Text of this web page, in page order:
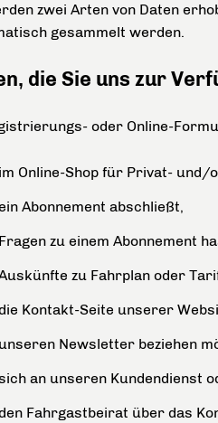
zwei Arten von Daten
gesammelt werden.
die Sie uns zur
oder Online-
im Online-Shop für Privat-
Abonnement abschließt,
Fragen zu einem Abonnement
zu Fahrplan oder
Kontakt-Seite unserer
unseren Newsletter beziehen
an unseren Kundendienst
Fahrgastbeirat über das